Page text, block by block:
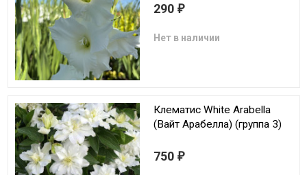
290 ₽
Нет в наличии
Клематис White Arabella
(Вайт Арабелла) (группа 3)
750 ₽